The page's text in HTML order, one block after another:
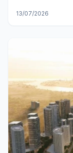
13/07/2026